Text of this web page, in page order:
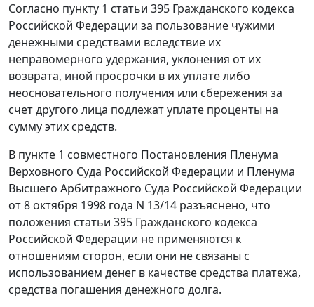
Согласно пункту 1 статьи 395 Гражданского кодекса
Российской Федерации за пользование чужими
денежными средствами вследствие их
неправомерного удержания, уклонения от их
возврата, иной просрочки в их уплате либо
неосновательного получения или сбережения за
счет другого лица подлежат уплате проценты на
сумму этих средств.
В пункте 1 совместного Постановления Пленума
Верховного Суда Российской Федерации и Пленума
Высшего Арбитражного Суда Российской Федерации
от 8 октября 1998 года N 13/14 разъяснено, что
положения статьи 395 Гражданского кодекса
Российской Федерации не применяются к
отношениям сторон, если они не связаны с
использованием денег в качестве средства платежа,
средства погашения денежного долга.